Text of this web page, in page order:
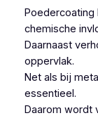
Poedercoating
chemische
Daarnaast
oppervlak.
Net als bij
essentieel.
Daarom wordt